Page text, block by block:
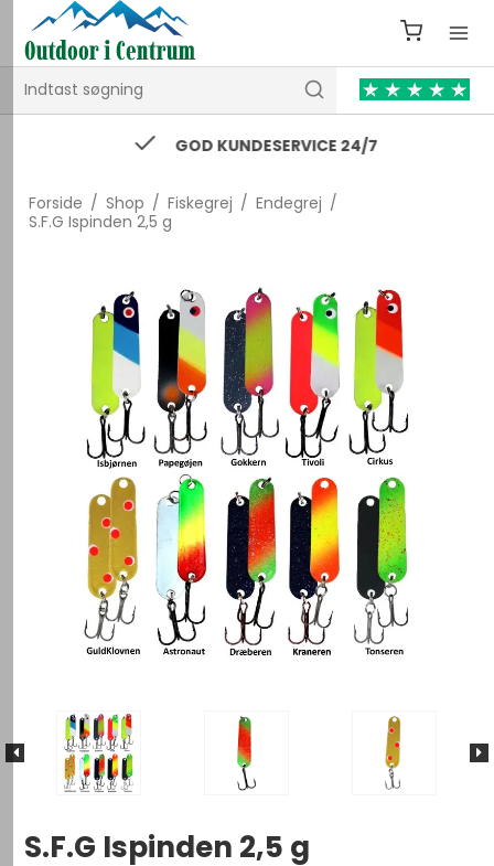
GOD KUNDESERVICE 24/7
Forside / Shop / Fiskegrej / Endegrej /
S.F.G Ispinden 2,5 g
S.F.G Ispinden 2,5 g